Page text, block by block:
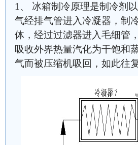
1、 冰箱制冷原理是制冷剂
气经排气管进入冷凝器，制
体，经过过滤器进入毛细管
吸收外界热量汽化为干饱和
气而被压缩机吸回，如此往复